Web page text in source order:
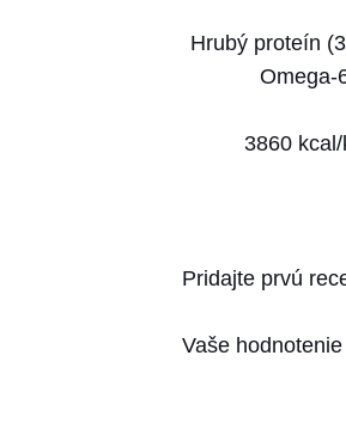
Hrubý proteín
Omega-
3860
Pridajte prvú
Vaše hodnotenie